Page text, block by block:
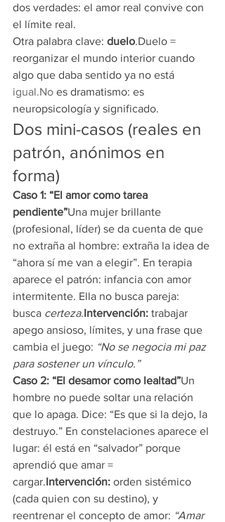
dos verdades: el amor real convive con
el límite real.
Otra palabra clave: duelo.Duelo =
reorganizar el mundo interior cuando
algo que daba sentido ya no está
igual.No es dramatismo: es
neuropsicología y significado.
Dos mini-casos (reales en
patrón, anónimos en
forma)
Caso 1: “El amor como tarea
pendiente”Una mujer brillante
(profesional, líder) se da cuenta de que
no extraña al hombre: extraña la idea de
“ahora sí me van a elegir”. En terapia
aparece el patrón: infancia con amor
intermitente. Ella no busca pareja:
busca certeza.Intervención: trabajar
apego ansioso, límites, y una frase que
cambia el juego: “No se negocia mi paz
para sostener un vínculo.”
Caso 2: “El desamor como lealtad”Un
hombre no puede soltar una relación
que lo apaga. Dice: “Es que si la dejo, la
destruyo.” En constelaciones aparece el
lugar: él está en “salvador” porque
aprendió que amar =
cargar.Intervención: orden sistémico
(cada quien con su destino), y
reentrenar el concepto de amor: “Amar